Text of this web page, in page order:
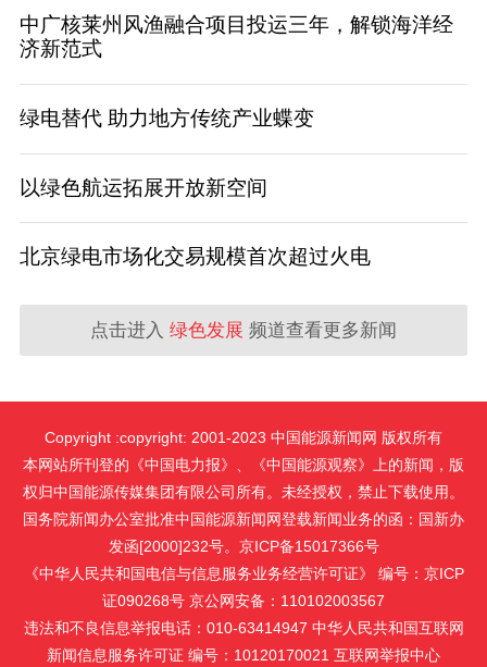
中广核莱州风渔融合项目投运三年，解锁海洋经
济新范式
绿电替代 助力地方传统产业蝶变
以绿色航运拓展开放新空间
北京绿电市场化交易规模首次超过火电
点击进入 绿色发展 频道查看更多新闻
Copyright :copyright: 2001-2023 中国能源新闻网 版权所有
本网站所刊登的《中国电力报》、《中国能源观察》上的新闻，版
权归中国能源传媒集团有限公司所有。未经授权，禁止下载使用。
国务院新闻办公室批准中国能源新闻网登载新闻业务的函：国新办
发函[2000]232号。京ICP备15017366号
《中华人民共和国电信与信息服务业务经营许可证》 编号：京ICP
证090268号 京公网安备：110102003567
违法和不良信息举报电话：010-63414947 中华人民共和国互联网
新闻信息服务许可证 编号：10120170021 互联网举报中心